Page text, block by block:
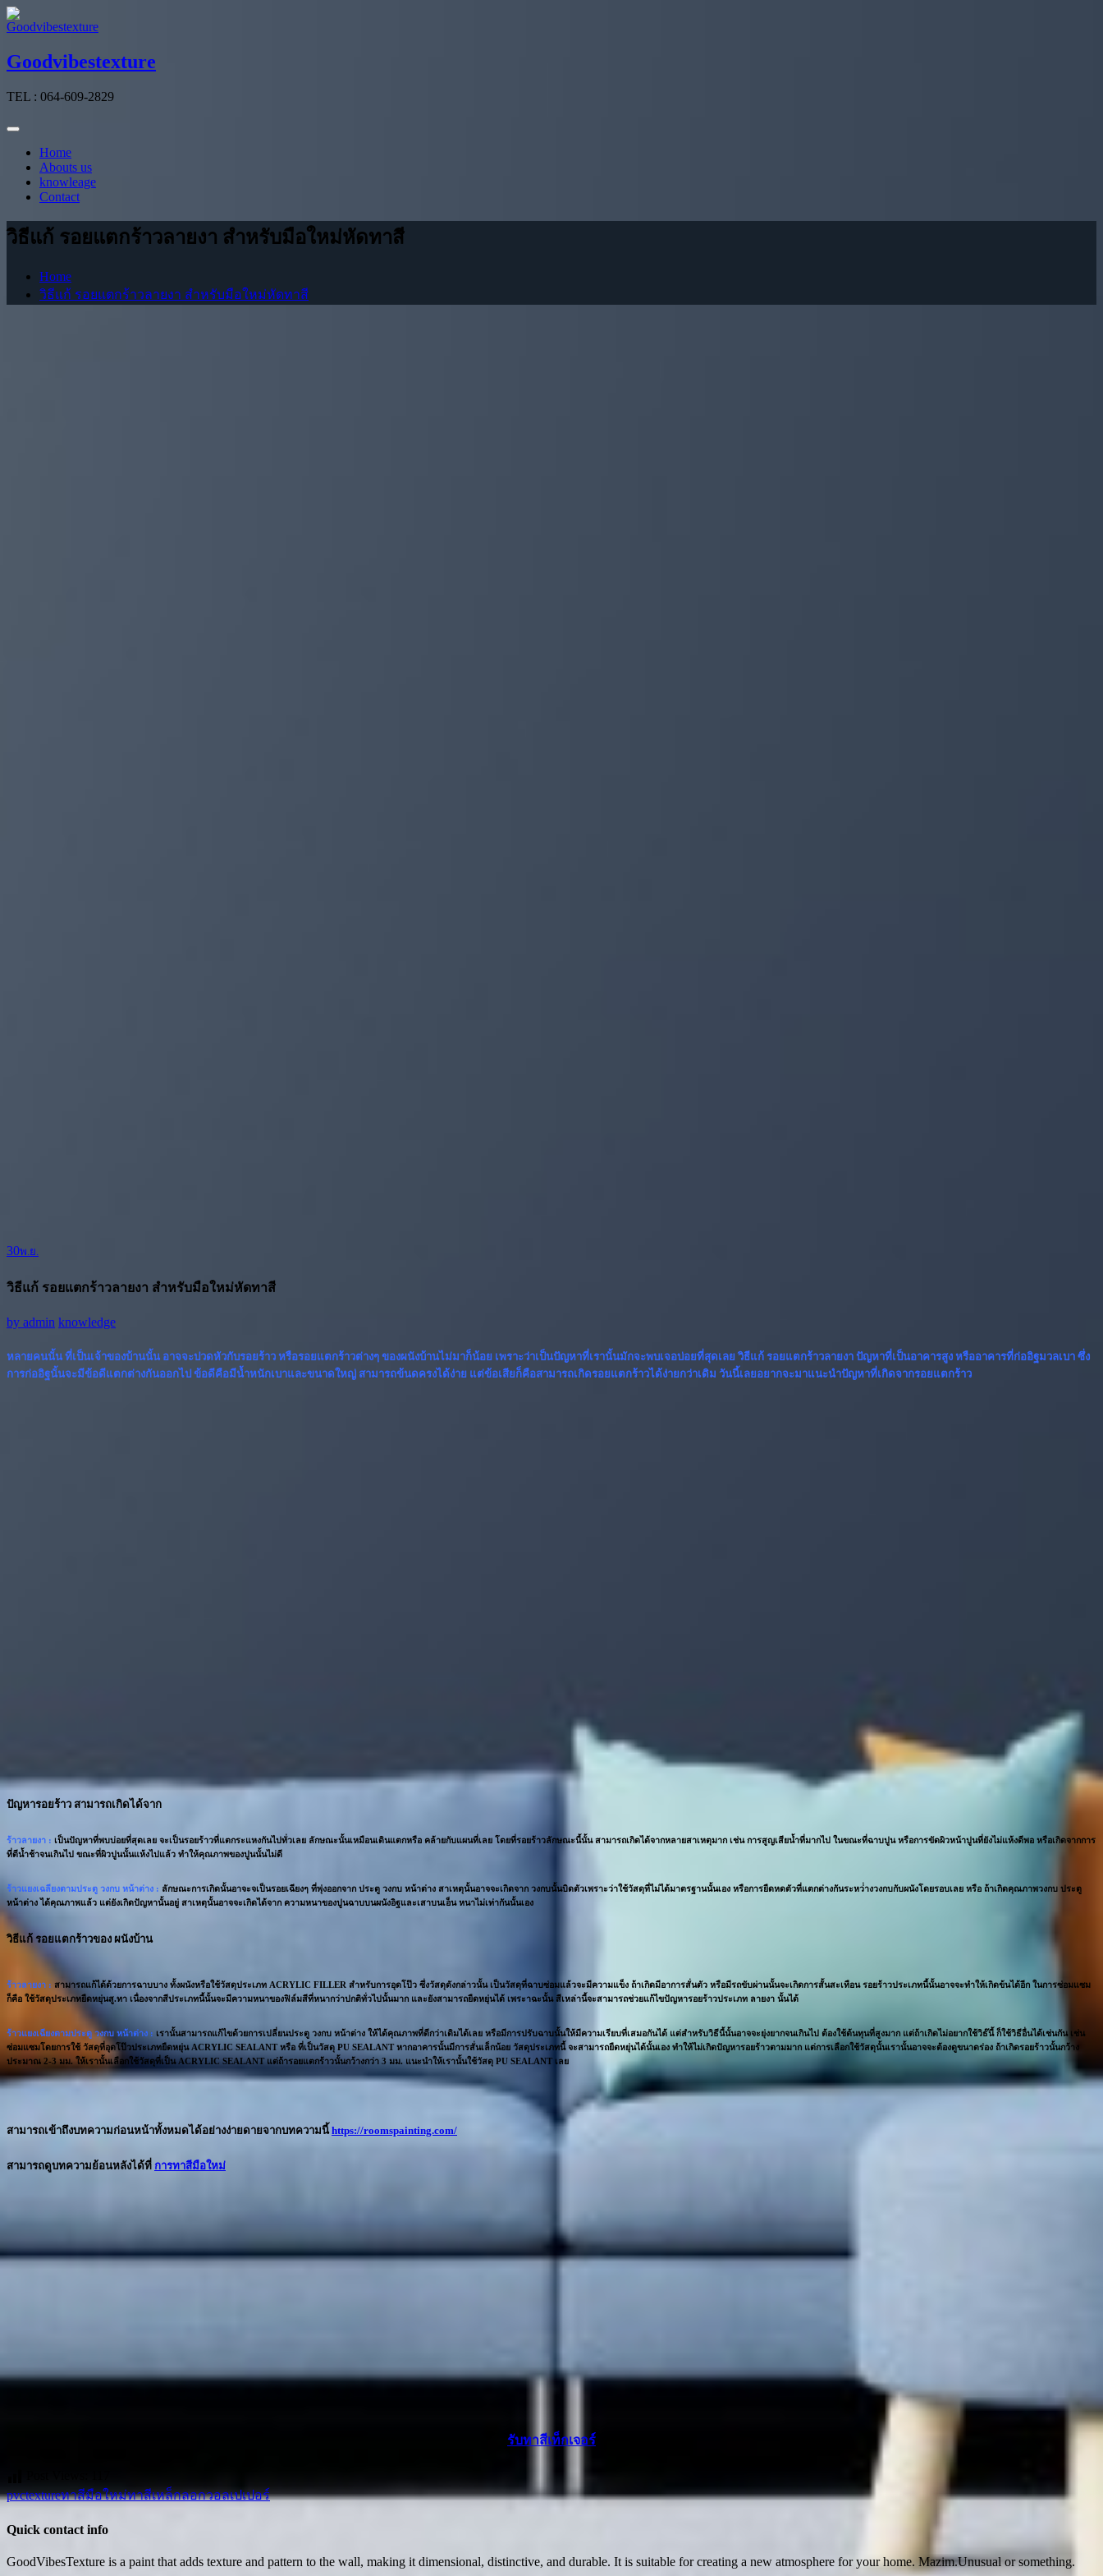
Skip
to
Goodvibestexture
TEL : 064-609-2829
Home
Abouts us
knowleage
Contact
วิธีแก้ รอยแตกร้าวลายงา สำหรับมือใหม่หัดทาสี
Home
วิธีแก้ รอยแตกร้าวลายงา สำหรับมือใหม่หัดทาสี
30พ.ย.
วิธีแก้ รอยแตกร้าวลายงา สำหรับมือใหม่หัดทาสี
by admin knowledge
หลายคนนั้น ที่เป็นเจ้าของบ้านนั้น อาจจะปวดหัวกับรอยร้าว หรือรอยแตกร้าวต่างๆ ของผนังบ้านไม่มาก็น้อย เพราะว่าเป็นปัญหาที่เรานั้นมักจะพบเจอบ่อยที่สุดเลยวิธีแก้ รอยแตกร้าวลายงา ปัญหาที่เป็นอาคารสูง หรืออาคารที่ก่ออิฐมวลเบา ซึ่ง
การก่ออิฐนั้นจะมีข้อดีแตกต่างกันออกไป ข้อดีคือมีน้ำหนักเบาและขนาดใหญ่ สามารถข้นดครงได้ง่าย แต่ข้อเสียก็คือสามารถเกิดรอยแตกร้าวได้ง่ายกว่าเดิม วันนี้เลยอยากจะมาแนะนำปัญหาที่เกิดจากรอยแตกร้าว
ปัญหารอยร้าว สามารถเกิดได้จาก
ร้าวลายงา : เป็นปัญหาที่พบบ่อยที่สุดเลย จะเป็นรอยร้าวที่แตกระแหงกันไปทั่วเลย ลักษณะนั้นเหมือนเดินแตกหรือ คล้ายกับแผนที่เลย โดยที่รอยร้าวลักษณะนี้นั้น สามารถเกิดได้จากหลายสาเหตุมาก เช่น การสูญเสียน้ำที่มากไป ในขณะที่ฉาบปูน หรือการขัดผิวหน้าปูนที่ยังไม่แห้งดีพอ หรือเกิดจากการ
ที่ตีน้ำช้าจนเกินไป ขณะที่ผิวปูนนั้นแห้งไปแล้ว ทำให้คุณภาพของปูนนั้นไม่ดี
ร้าวแยงเฉลียงตามประตู วงกบ หน้าต่าง : ลักษณะการเกิดนั้นอาจะจเป็นรอยเฉียงๆ ที่พุ่งออกจาก ประตู วงกบ หน้าต่าง สาเหตุนั้นอาจจะเกิดจาก วงกบนั้นบิดตัวเพราะว่าใช้วัสดุที่ไม่ได้มาตรฐานนั้นเอง หรือการยืดหดตัวที่แตกต่างกันระหว่่างวงกบกับผนังโดยรอบเลย หรือ ถ้าเกิดคุณภาพวงกบ ประตู
หน้าต่าง ได้คุณภาพแล้ว แต่ยังเกิดปัญหานั้นอยู่ สาเหตุนั้นอาจจะเกิดได้จาก ความหนาของปูนฉาบบนผนังอิฐและเสาบนเอ็น หนาไม่เท่ากันนั้นเอง
วิธีแก้ รอยแตกร้าวของ ผนังบ้าน
ร้าวลายงา : สามารถแก้ได้ด้วยการฉาบบาง ทั้งผนังหรือใช้วัสดุประเภท ACRYLIC FILLER สำหรับการอุดโป๊ว ซึ่งวัสดุดังกล่าวนั้น เป็นวัสดุที่ฉาบซ่อมแล้วจะมีความแข็ง ถ้าเกิดมีอาการสั่นตัว หรือมีรถขับผ่านนั้นจะเกิดการสั้นสะเทือน รอยร้าวประเภทนี้นั้นอาจจะทำให้เกิดข้นได้อีก ในการซ่อมแซม
ก็คือ ใช้วัสดุประเภทยืดหยุ่นสู.ทา เนื่องจากสีประเภทนี้นั้นจะมีความหนาของฟิล์มสีที่หนากว่าปกติทั่วไปนั้นมาก และยังสามารถยืดหยุ่นได้ เพระาฉะนั้น สีเหล่านี้จะสามารถช่วยแก้ไขปัญหารอยร้าวประเภท ลายงา นั้นได้
ร้าวแยงเฉียงตามประตู วงกบ หน้าต่าง : เรานั้นสามารถแก้ไขด้วยการเปลี่ยนประตู วงกบ หน้าต่าง ให้ได้คุณภาพที่ดีกว่าเดิมได้เลย หรือมีการปรับฉาบนั้นให้มีความเรียบที่เสมอกันได้ แต่สำหรับวิธีนี้นั้นอาจจะยุ่งยากจนเกินไป ต้องใช้ต้นทุนที่สูงมาก แต่ถ้าเกิดไม่อยากใช้วิธ๊นี้ ก็ใช้วิธีอื่นได้เช่นกัน เช่น
ซ่อมแซมโดยการใช้ วัสดุที่อุดโป๊วประเภทยืดหยุ่น ACRYLIC SEALANT หรือ ที่เป็นวัสดุ PU SEALANT หากอาคารนั้นมีการสั่นเล็กน้อย วัสดุประเภทนี้ จะสามารถยืดหยุ่นได้นั้นเอง ทำให้ไม่เกิดปัญหารอยร้าวตามมาก แต่การเลือกใช้วัสดุนั้นเรานั้นอาจจะต้องดูขนาดร่อง ถ้าเกิดรอยร้าวนั้นกว้าง
ประมาณ 2-3 มม. ให้เรานั้นเลือกใช้วัสดุที่เป็น ACRYLIC SEALANT แต่ถ้ารอยแตกร้าวนั้นกว้างกว่า 3 มม. แนะนำให้เรานั้นใช้วัสดุ PU SEALANT เลย
สามารถเข้าถึงบทความก่อนหน้าทั้งหมดได้อย่างง่ายดายจากบทความนี้https://roomspainting.com/
สามารถดูบทความย้อนหลังได้ที่ การทาสีมือใหม่
รับทาสีเท็กเจอร์
pvctextureทาสีมือใหม่ทาสีเหล็กลอกวอลเปเปอร์
Quick contact info
GoodVibesTexture is a paint that adds texture and pattern to the wall, making it dimensional, distinctive, and durable. It is suitable for creating a new atmosphere for your home. Mazim.Unusual or something.